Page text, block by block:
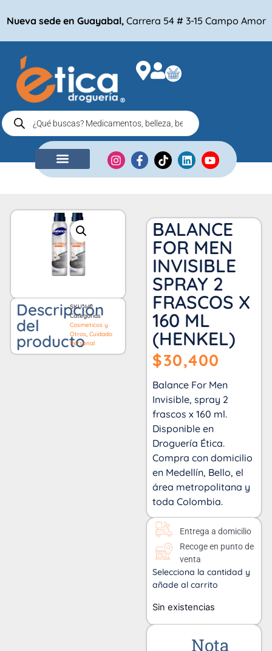
Nueva sede en Guayabal, Carrera 54 # 3-15 Campo Amor
Descripción
del
producto
SKU442
Categorías
Cosmeticos y
Otros, Cuidado
Personal
BALANCE
FOR MEN
INVISIBLE
SPRAY 2
FRASCOS X
160 ML
(HENKEL)
$30,400
Balance For Men
Invisible, spray 2
frascos x 160 ml.
Disponible en
Droguería Ética.
Compra con domicilio
en Medellín, Bello, el
área metropolitana y
toda Colombia.
Entrega a domicilio
Recoge en punto de
venta
Selecciona la cantidad y
añade al carrito
Sin existencias
Nota